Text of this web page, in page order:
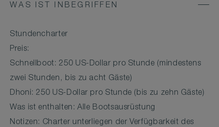
WAS IST INBEGRIFFEN
Stundencharter
Preis:
Schnellboot: 250 US-Dollar pro Stunde (mindestens
zwei Stunden, bis zu acht Gäste)
Dhoni: 250 US-Dollar pro Stunde (bis zu zehn Gäste)
Was ist enthalten: Alle Bootsausrüstung
Notizen: Charter unterliegen der Verfügbarkeit des